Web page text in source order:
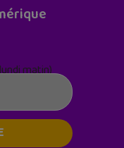
matin)